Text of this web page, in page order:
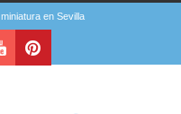
en Sevilla